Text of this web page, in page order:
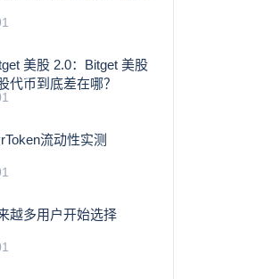
美股 2.0：Bitget 美股
代币到底差在哪？
流动性实测
越多用户开始选择